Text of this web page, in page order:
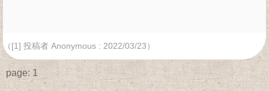
（[1] 投稿者 Anonymous : 2022/03/23）
page: 1